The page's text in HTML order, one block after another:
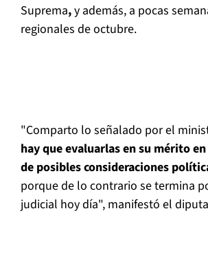
Suprema,y además, a pocas
regionales de octubre.
"Comparto lo señalado por el
hay que evaluarlas en su mérito
de posibles consideraciones
porque de lo contrario se termina
judicial hoy día", manifestó el